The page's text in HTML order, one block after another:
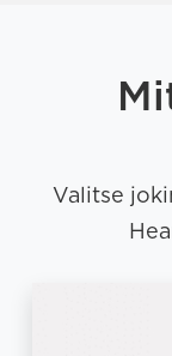
Valitse